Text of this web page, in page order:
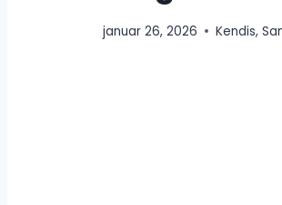
januar 26, 2026 Kendis,